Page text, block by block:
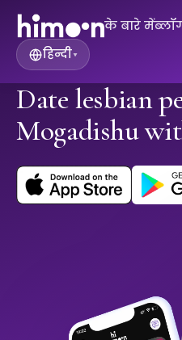
के बारे में
हिन्दी▾
Date lesbian
Mogadishu